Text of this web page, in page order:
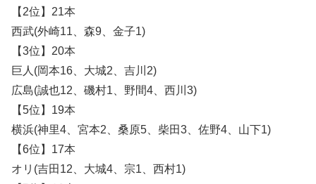
【2位】21本
西武(外崎11、森9、金子1)
【3位】20本
巨人(岡本16、大城2、吉川2)
広島(誠也12、磯村1、野間4、西川3)
【5位】19本
横浜(神里4、宮本2、桑原5、柴田3、佐野4、山下1)
【6位】17本
オリ(吉田12、大城4、宗1、西村1)